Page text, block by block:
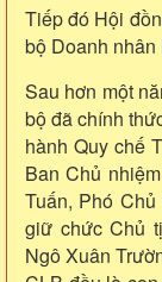
Tiếp đó Hội
bộ Doanh nhân
Sau hơn một
bộ đã chính
hành Quy chế
Ban Chủ
Tuấn, Phó
giữ chức Chủ
Ngô Xuân